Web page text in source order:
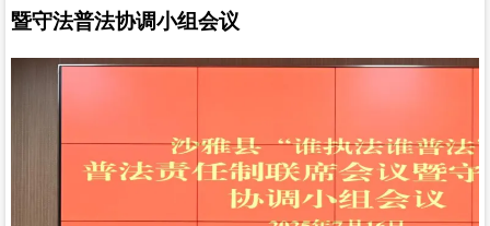
暨守法普法协调小组会议